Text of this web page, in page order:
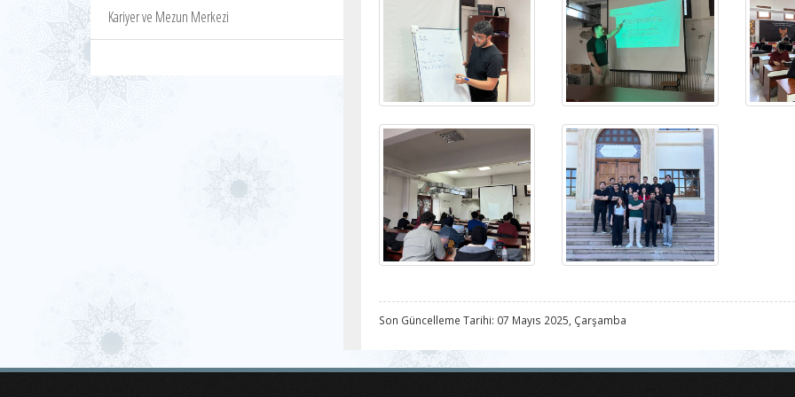
Kariyer ve Mezun Merkezi
Son Güncelleme Tarihi: 07 Mayıs 2025, Çarşamba